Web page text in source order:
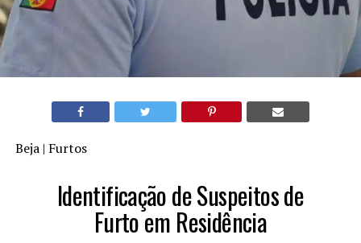
Beja | Furtos
Identificação de Suspeitos de
Furto em Residência